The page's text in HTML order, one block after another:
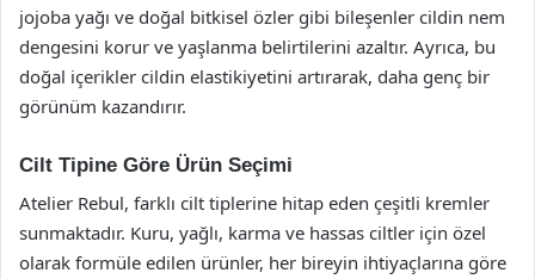
jojoba yağı ve doğal bitkisel özler gibi bileşenler cildin nem
dengesini korur ve yaşlanma belirtilerini azaltır. Ayrıca, bu
doğal içerikler cildin elastikiyetini artırarak, daha genç bir
görünüm kazandırır.
Cilt Tipine Göre Ürün Seçimi
Atelier Rebul, farklı cilt tiplerine hitap eden çeşitli kremler
sunmaktadır. Kuru, yağlı, karma ve hassas ciltler için özel
olarak formüle edilen ürünler, her bireyin ihtiyaçlarına göre